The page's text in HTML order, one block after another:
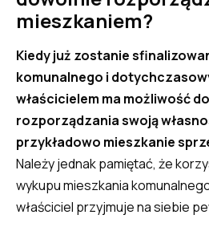
mieszkaniem?
Kiedy już zostanie
komunalnego i
właścicielem ma możliwość
rozporządzania swoją
przykładowo mieszkanie
Należy jednak pamiętać, że
wykupu mieszkania
właściciel przyjmuje na siebie